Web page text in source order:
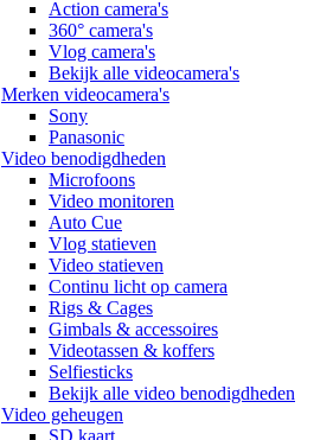
Action camera's
360° camera's
Vlog camera's
Bekijk alle videocamera's
Merken videocamera's
Sony
Panasonic
Video benodigdheden
Microfoons
Video monitoren
Auto Cue
Vlog statieven
Video statieven
Continu licht op camera
Rigs & Cages
Gimbals & accessoires
Videotassen & koffers
Selfiesticks
Bekijk alle video benodigdheden
Video geheugen
SD kaart